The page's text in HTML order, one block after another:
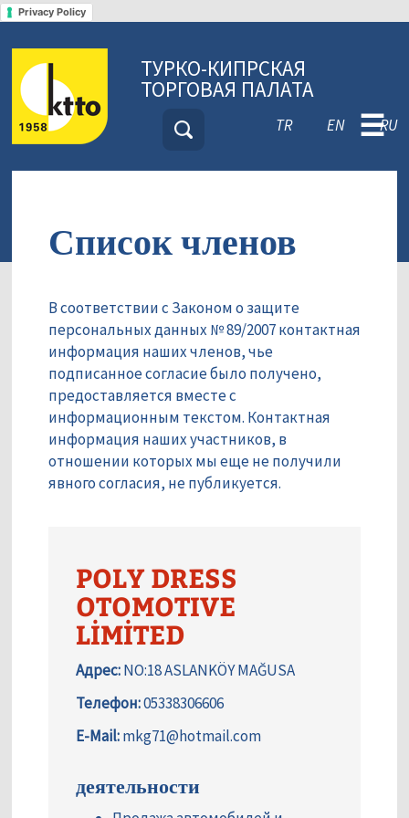
Privacy Policy
ТУРКО-КИПРСКАЯ
ТОРГОВАЯ ПАЛАТА
TR EN RU
☰
Список членов
В соответствии с Законом о защите
персональных данных № 89/2007 контактная
информация наших членов, чье
подписанное согласие было получено,
предоставляется вместе с
информационным текстом. Контактная
информация наших участников, в
отношении которых мы еще не получили
явного согласия, не публикуется.
POLY DRESS
OTOMOTIVE
LİMİTED
Адрес:NO:18 ASLANKÖY MAĞUSA
Телефон:05338306606
E-Mail:mkg71@hotmail.com
деятельности